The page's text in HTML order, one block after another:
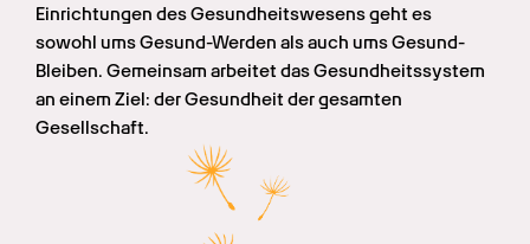
Einrichtungen des Gesundheitswesens geht es
sowohl ums Gesund-Werden als auch ums Gesund-
Bleiben. Gemeinsam arbeitet das Gesundheitssystem
an einem Ziel: der Gesundheit der gesamten
Gesellschaft.